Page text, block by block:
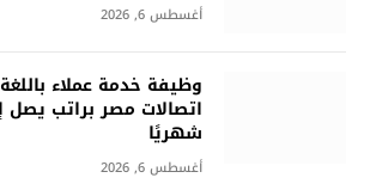
أغسطس 6, 2026
وظيفة خدمة عملاء
شهريًا
أغسطس 6, 2026